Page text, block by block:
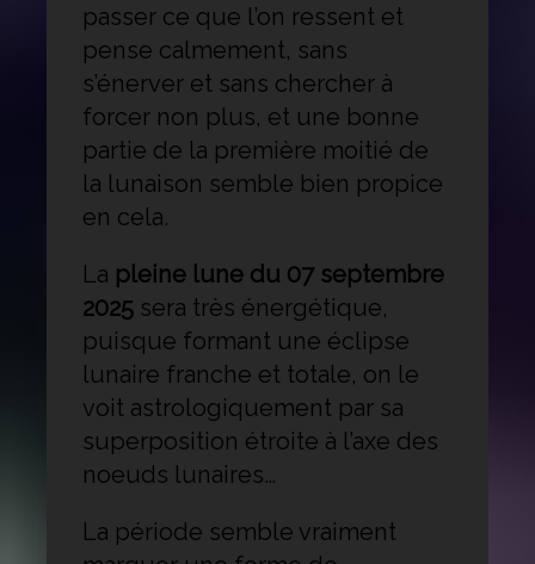
passer ce que l’on ressent et
pense calmement, sans
s’énerver et sans chercher à
forcer non plus, et une bonne
partie de la première moitié de
la lunaison semble bien propice
en cela.
La pleine lune du 07 septembre
2025sera très énergétique,
puisque formant une éclipse
lunaire franche et totale, on le
voit astrologiquement par sa
superposition étroite à l’axe des
noeuds lunaires…
La période semble vraiment